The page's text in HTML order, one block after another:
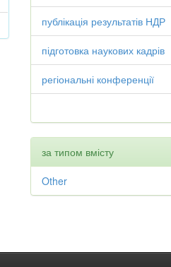
публікація результатів НДР
підготовка наукових кадрів
регіональні конференції
за типом вмісту
Other